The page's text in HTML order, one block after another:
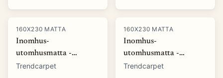
160X230 MATTA
Inomhus-
utomhusmatta -
Winona (grå) (Storlek:
Trendcarpet
160X230 MATTA
Inomhus-
utomhusmatta -
Winona (orange)
Trendcarpet